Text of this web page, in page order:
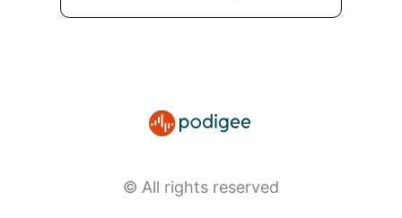
© All rights reserved